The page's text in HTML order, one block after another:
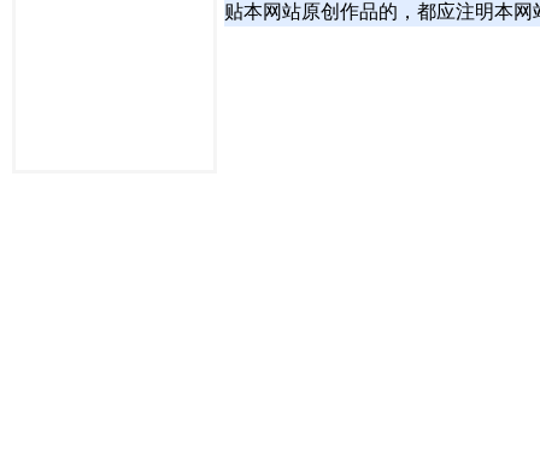
贴本网站原创作品的，都应注明本